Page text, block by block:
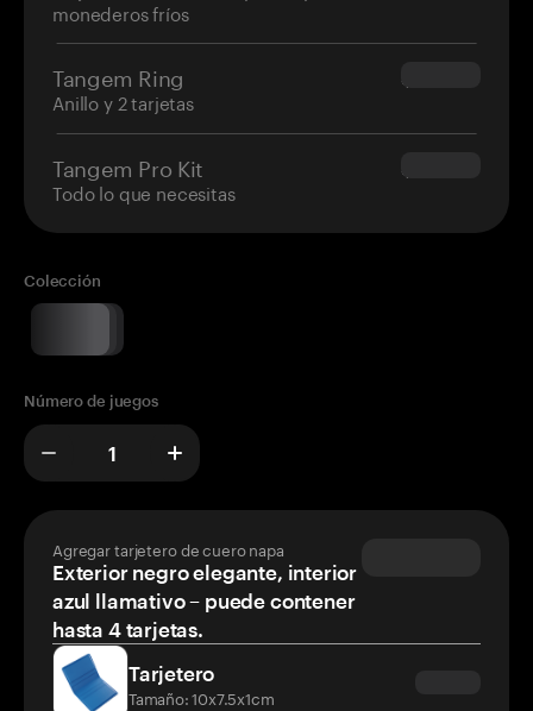
monederos fríos
Tangem Ring
Anillo y 2 tarjetas
$160.00
Tangem Pro Kit
Todo lo que necesitas
$180.00
Colección
Número de juegos
Agregar tarjetero de cuero napa
Exterior negro elegante, interior
azul llamativo – puede contener
hasta 4 tarjetas.
Tarjetero
Tamaño: 10x7.5x1cm